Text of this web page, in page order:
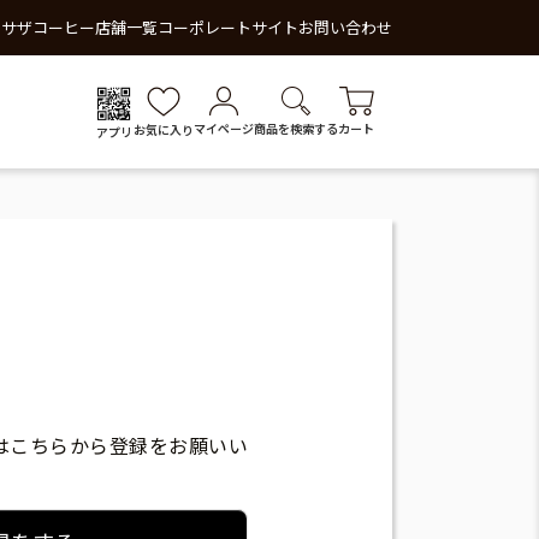
ザコーヒー店舗一覧コーポレートサイトお問い合わせ
アプリ お気に入り マイページ商品を検索するカート
ちらから登録をお願いい